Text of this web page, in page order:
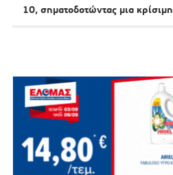
10, σηματοδοτώντας μια κρίσιμη